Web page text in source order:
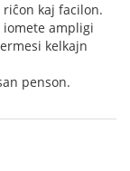
kaj facilon.
iomete ampligi
kelkajn
penson.